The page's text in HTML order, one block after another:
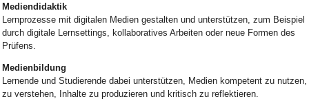
Mediendidaktik
Lernprozesse mit digitalen Medien gestalten und unterstützen, zum Beispiel
durch digitale Lernsettings, kollaboratives Arbeiten oder neue Formen des
Prüfens.
Medienbildung
Lernende und Studierende dabei unterstützen, Medien kompetent zu nutzen,
zu verstehen, Inhalte zu produzieren und kritisch zu reflektieren.